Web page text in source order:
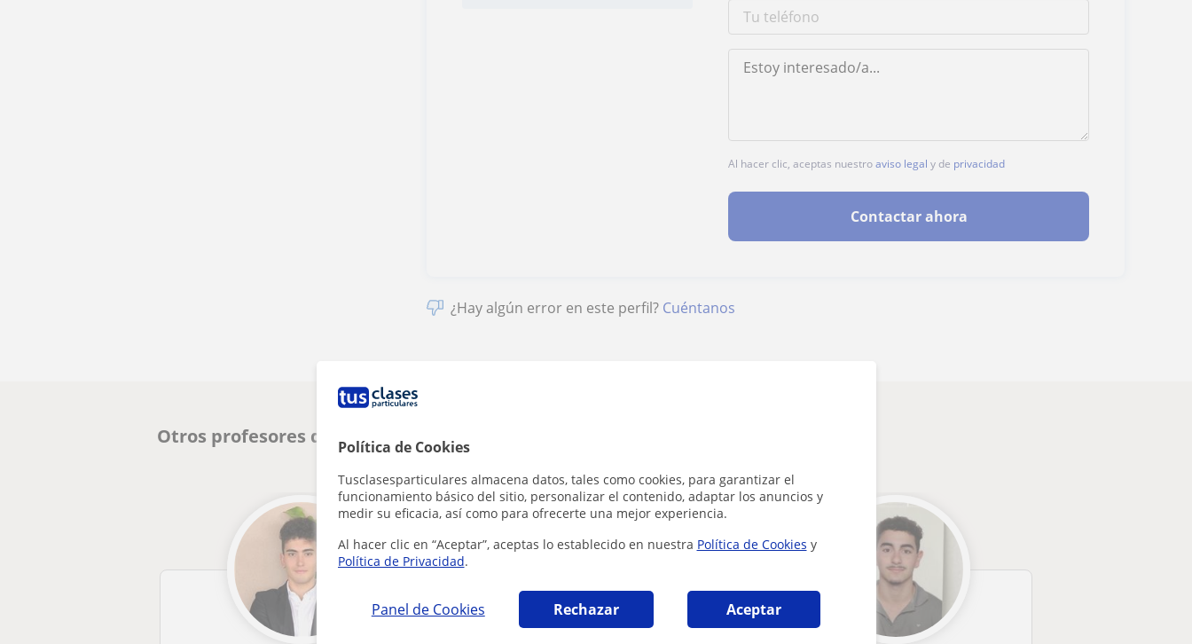
Política de Cookies
Tusclasesparticulares almacena datos, tales como cookies, para garantizar el
funcionamiento básico del sitio, personalizar el contenido, adaptar los anuncios y
medir su eficacia, así como para ofrecerte una mejor experiencia.
Al hacer clic en “Aceptar”, aceptas lo establecido en nuestra Política de Cookies y
Política de Privacidad.
Panel de Cookies Rechazar Aceptar
Al hacer clic, aceptas nuestroaviso legal y de privacidad
Contactar ahora
¿Hay algún error en este perfil? Cuéntanos
Otros profesores de Entrenador personal en Córdoba que pueden interesarte